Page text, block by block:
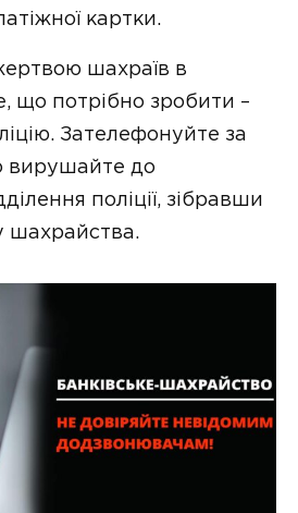
картки.
шахраїв в
що потрібно зробити –
Зателефонуйте за
вирушайте до
поліції, зібравши
шахрайства.